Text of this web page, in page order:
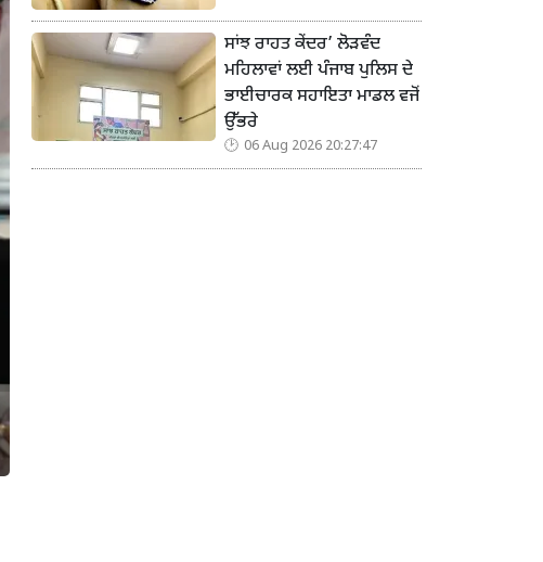
ਸਾਂਝ ਰਾਹਤ ਕੇਂਦਰ’ ਲੋੜਵੰਦ
ਮਹਿਲਾਵਾਂ ਲਈ ਪੰਜਾਬ ਪੁਲਿਸ ਦੇ
ਭਾਈਚਾਰਕ ਸਹਾਇਤਾ ਮਾਡਲ ਵਜੋਂ
ਉੱਭਰੇ
06 Aug 2026 20:27:47